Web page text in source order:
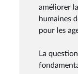
améliorer
humaines
pour les
La